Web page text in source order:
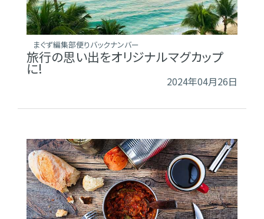
まぐず編集部便りバックナンバー
旅行の思い出をオリジナルマグカップ
に!
2024年04月26日